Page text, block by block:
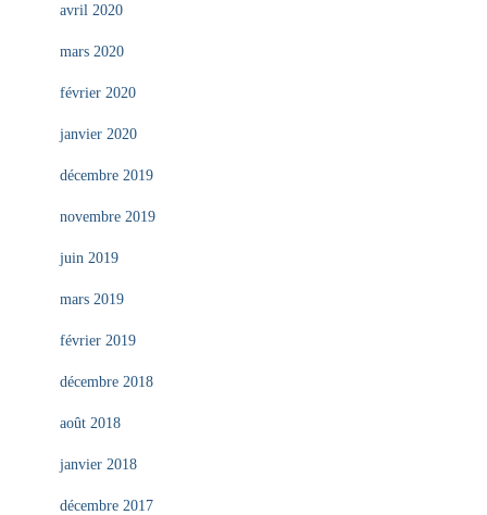
avril 2020
mars 2020
février 2020
janvier 2020
décembre 2019
novembre 2019
juin 2019
mars 2019
février 2019
décembre 2018
août 2018
janvier 2018
décembre 2017